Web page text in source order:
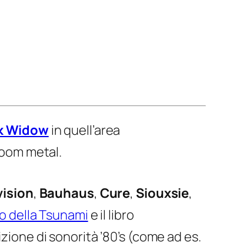
Widow in quell’area
metal.
, Bauhaus, Cure, Siouxsie,
della Tsunami e il libro
di sonorità ’80’s (come ad es.